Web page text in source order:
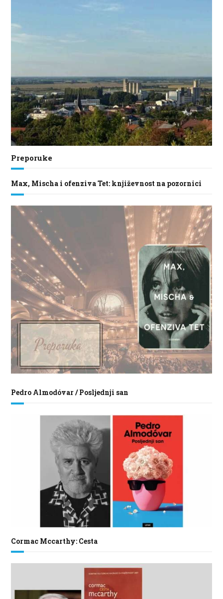
Preporuke
Max, Mischa i ofenziva Tet: književnost na pozornici
Pedro Almodóvar / Posljednji san
Cormac Mccarthy: Cesta